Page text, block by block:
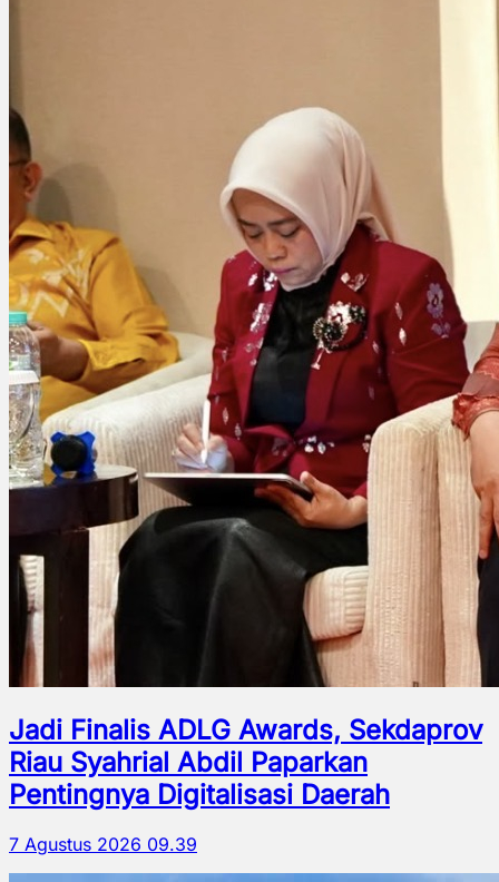
Jadi Finalis ADLG Awards, Sekdaprov
Riau Syahrial Abdil Paparkan
Pentingnya Digitalisasi Daerah
7 Agustus 2026 09.39